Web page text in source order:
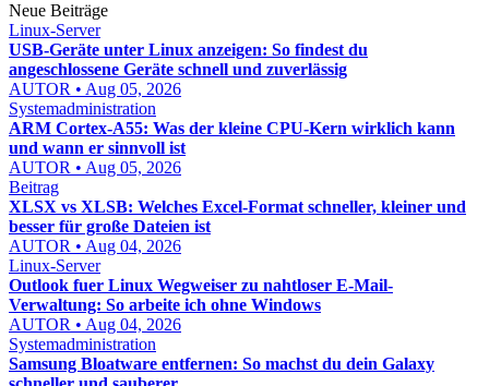
Neue Beiträge
Linux-Server
USB-Geräte unter Linux anzeigen: So findest du
angeschlossene Geräte schnell und zuverlässig
AUTOR • Aug 05, 2026
Systemadministration
ARM Cortex-A55: Was der kleine CPU-Kern wirklich kann
und wann er sinnvoll ist
AUTOR • Aug 05, 2026
Beitrag
XLSX vs XLSB: Welches Excel-Format schneller, kleiner und
besser für große Dateien ist
AUTOR • Aug 04, 2026
Linux-Server
Outlook fuer Linux Wegweiser zu nahtloser E-Mail-
Verwaltung: So arbeite ich ohne Windows
AUTOR • Aug 04, 2026
Systemadministration
Samsung Bloatware entfernen: So machst du dein Galaxy